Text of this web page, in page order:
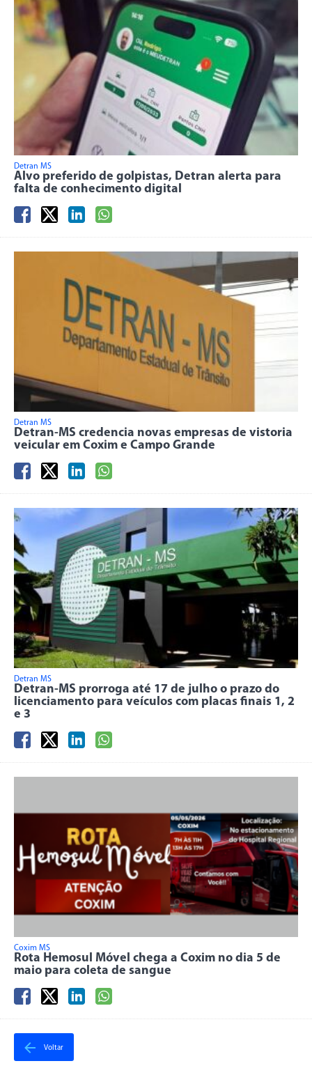
Detran MS
Alvo preferido de golpistas, Detran alerta para
falta de conhecimento digital
Detran MS
Detran-MS credencia novas empresas de vistoria
veicular em Coxim e Campo Grande
Detran MS
Detran-MS prorroga até 17 de julho o prazo do
licenciamento para veículos com placas finais 1, 2
e 3
Coxim MS
Rota Hemosul Móvel chega a Coxim no dia 5 de
maio para coleta de sangue
Voltar